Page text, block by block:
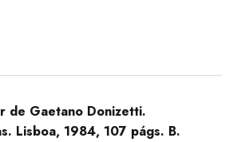
de Gaetano Donizetti.
Lisboa, 1984, 107 págs. B.